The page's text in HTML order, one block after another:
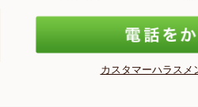
カスタマーハラスメ